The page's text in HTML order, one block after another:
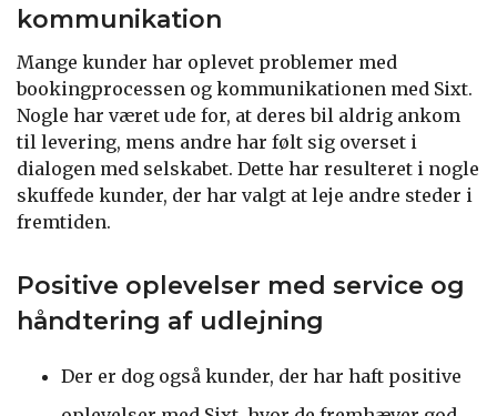
kommunikation
Mange kunder har oplevet problemer med
bookingprocessen og kommunikationen med Sixt.
Nogle har været ude for, at deres bil aldrig ankom
til levering, mens andre har følt sig overset i
dialogen med selskabet. Dette har resulteret i nogle
skuffede kunder, der har valgt at leje andre steder i
fremtiden.
Positive oplevelser med service og
håndtering af udlejning
Der er dog også kunder, der har haft positive